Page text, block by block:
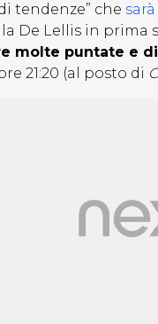
tendenze” che
De Lellis in prima
molte puntate e
21:20 (al posto di